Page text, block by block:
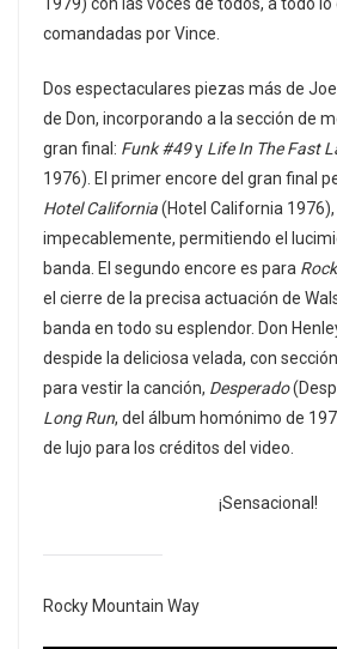
comandadas por Vince.
Dos espectaculares piezas más de
de Don, incorporando a la sección de
gran final: Funk #49y Life In The Fast
1976). El primer encore del gran final
Hotel California(Hotel California
impecablemente, permitiendo el
banda. El segundo encore es para
el cierre de la precisa actuación de
banda en todo su esplendor. Don
despide la deliciosa velada, con
para vestir la canción, Desperado
Long Run, del álbum homónimo de
de lujo para los créditos del video.
¡Sensacional!
Rocky Mountain Way